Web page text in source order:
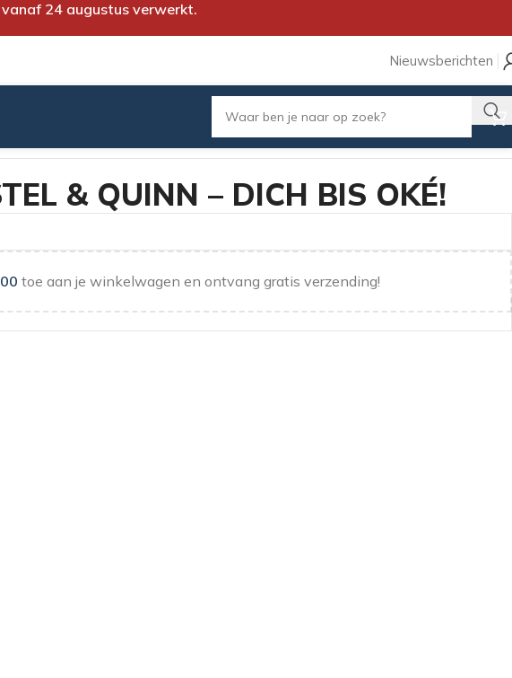
24 augustus verwerkt.
Nieuwsberichten
& QUINN – DICH BIS OKÉ!
toe aan je winkelwagen en ontvang gratis verzending!